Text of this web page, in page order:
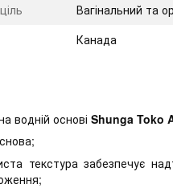
Вагінальний та
Канада
водній основі Shunga Toko
текстура забезпечує